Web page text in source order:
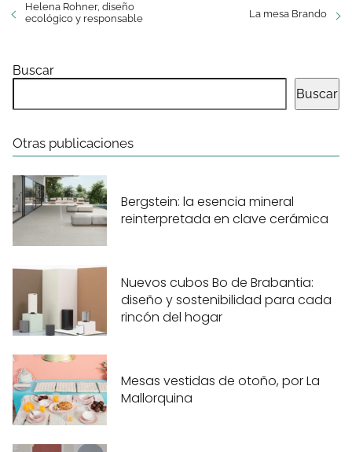
Helena Rohner, diseño
ecológico y responsable
La mesa Brando
Buscar
Buscar
Otras publicaciones
Bergstein: la esencia mineral
reinterpretada en clave cerámica
Nuevos cubos Bo de Brabantia:
diseño y sostenibilidad para cada
rincón del hogar
Mesas vestidas de otoño, por La
Mallorquina